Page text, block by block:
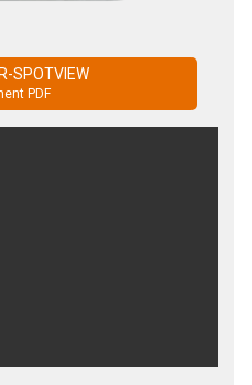
SPOTVIEW
PDF